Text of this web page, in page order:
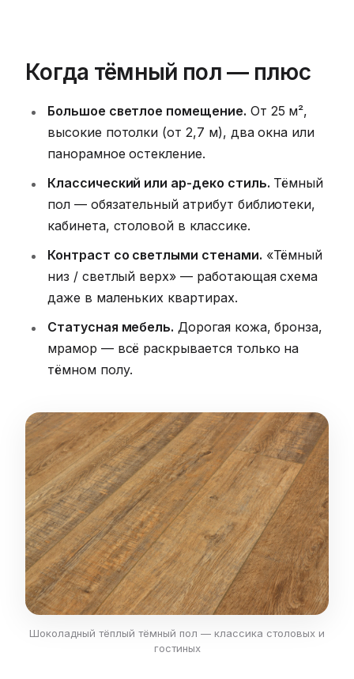
Когда тёмный пол — плюс
Большое светлое помещение. От 25 м²,
высокие потолки (от 2,7 м), два окна или
панорамное остекление.
Классический или ар-деко стиль. Тёмный
пол — обязательный атрибут библиотеки,
кабинета, столовой в классике.
Контраст со светлыми стенами. «Тёмный
низ / светлый верх» — работающая схема
даже в маленьких квартирах.
Статусная мебель. Дорогая кожа, бронза,
мрамор — всё раскрывается только на
тёмном полу.
Шоколадный тёплый тёмный пол — классика столовых и
гостиных